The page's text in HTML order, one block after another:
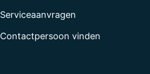
Serviceaanvragen
Contactpersoon vinden